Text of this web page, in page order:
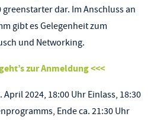
dar. Im Anschluss an
gibt es Gelegenheit zum
und Networking.
zur Anmeldung <<<
April 2024, 18:00 Uhr Einlass, 18:30
Ende ca. 21:30 Uhr